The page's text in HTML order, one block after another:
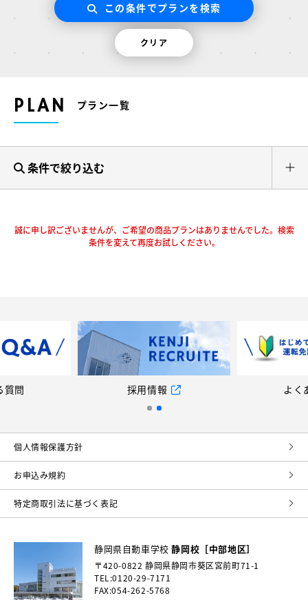
クリア
この条件でプランを検索
PLAN プラン一覧
条件で絞り込む
誠に申し訳ございませんが、ご希望の商品プランはありませんでした。検索
条件を変えて再度お試しください。
質問 採用情報 よく
個⼈情報保護⽅針
お申込み規約
特定商取引法に基づく表記
静岡県自動車学校静岡校［中部地区］
〒420-0822 静岡県静岡市葵区宮前町71-1
TEL:0120-29-7171
FAX:054-262-5768